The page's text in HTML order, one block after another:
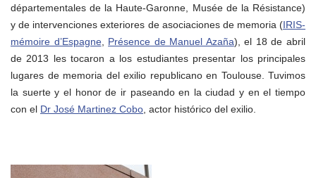
départementales de la Haute-Garonne, Musée de la Résistance)
y de intervenciones exteriores de asociaciones de memoria (IRIS-
mémoire d’Espagne, Présence de Manuel Azaña), el 18 de abril
de 2013 les tocaron a los estudiantes presentar los principales
lugares de memoria del exilio republicano en Toulouse. Tuvimos
la suerte y el honor de ir paseando en la ciudad y en el tiempo
con el Dr José Martinez Cobo, actor histórico del exilio.